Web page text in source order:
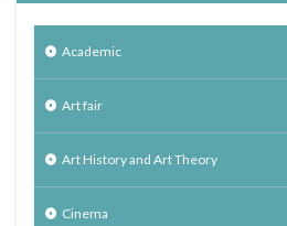
Academic
Art fair
Art History and Art Theory
Cinema